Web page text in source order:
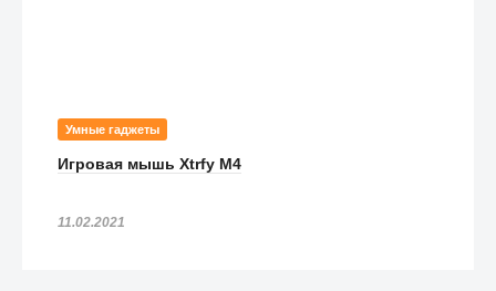
Умные гаджеты
Игровая мышь Xtrfy M4
11.02.2021